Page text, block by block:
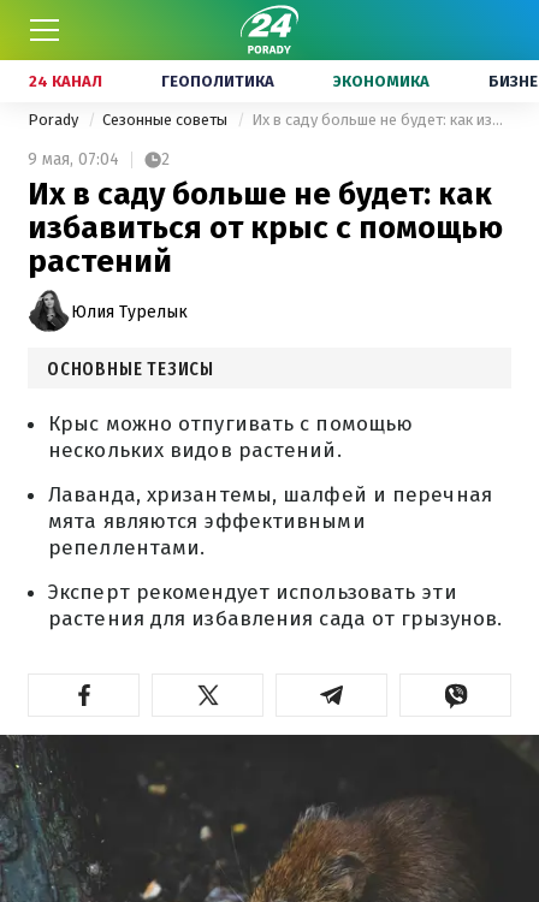
24 КАНАЛ ГЕОПОЛИТИКА ЭКОНОМИКА
Porady Сезонные советы Их в саду больше не будет: как избавиться от крыс с помощью растений
9 мая, 07:04 2
Их в саду больше не будет: как
избавиться от крыс с помощью
растений
Юлия Турелык
ОСНОВНЫЕ ТЕЗИСЫ
Крыс можно отпугивать с помощью
нескольких видов растений.
Лаванда, хризантемы, шалфей и перечная
мята являются эффективными
репеллентами.
Эксперт рекомендует использовать эти
растения для избавления сада от грызунов.